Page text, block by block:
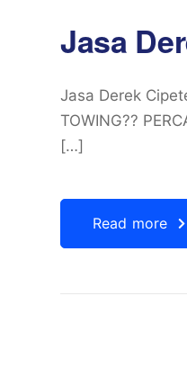
Jasa
Jasa Derek
TOWING??
[…]
Read more